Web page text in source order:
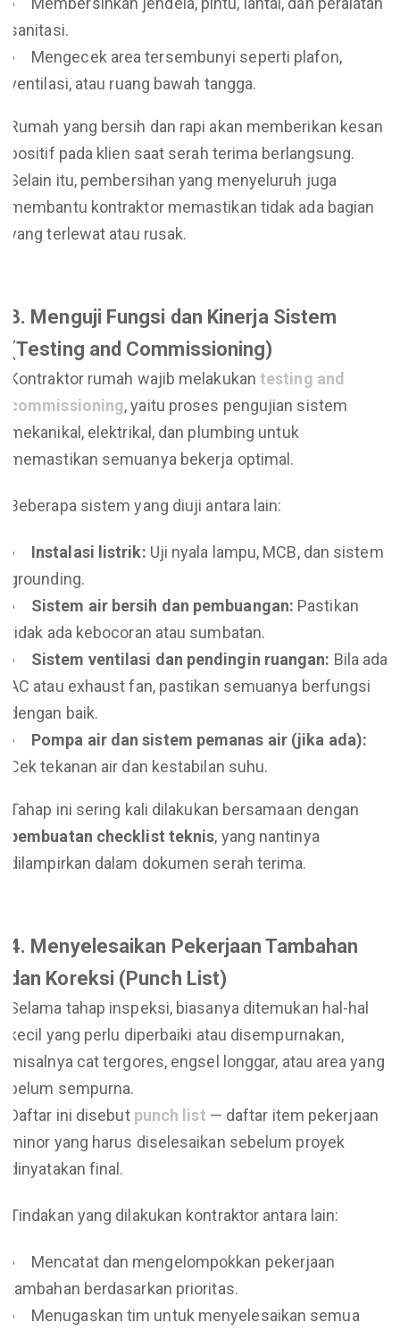
sanitasi.
Mengecek area tersembunyi seperti plafon,
ventilasi, atau ruang bawah tangga.
Rumah yang bersih dan rapi akan memberikan kesan
positif pada klien saat serah terima berlangsung.
Selain itu, pembersihan yang menyeluruh juga
membantu kontraktor memastikan tidak ada bagian
yang terlewat atau rusak.
3. Menguji Fungsi dan Kinerja Sistem
(Testing and Commissioning)
Kontraktor rumah wajib melakukan testing and
commissioning, yaitu proses pengujian sistem
mekanikal, elektrikal, dan plumbing untuk
memastikan semuanya bekerja optimal.
Beberapa sistem yang diuji antara lain:
Instalasi listrik: Uji nyala lampu, MCB, dan sistem
grounding.
Sistem air bersih dan pembuangan: Pastikan
tidak ada kebocoran atau sumbatan.
Sistem ventilasi dan pendingin ruangan: Bila ada
AC atau exhaust fan, pastikan semuanya berfungsi
dengan baik.
Pompa air dan sistem pemanas air (jika ada):
Cek tekanan air dan kestabilan suhu.
Tahap ini sering kali dilakukan bersamaan dengan
pembuatan checklist teknis, yang nantinya
dilampirkan dalam dokumen serah terima.
4. Menyelesaikan Pekerjaan Tambahan
dan Koreksi (Punch List)
Selama tahap inspeksi, biasanya ditemukan hal-hal
kecil yang perlu diperbaiki atau disempurnakan,
misalnya cat tergores, engsel longgar, atau area yang
belum sempurna.
Daftar ini disebut punch list — daftar item pekerjaan
minor yang harus diselesaikan sebelum proyek
dinyatakan final.
Tindakan yang dilakukan kontraktor antara lain:
Mencatat dan mengelompokkan pekerjaan
tambahan berdasarkan prioritas.
Menugaskan tim untuk menyelesaikan semua